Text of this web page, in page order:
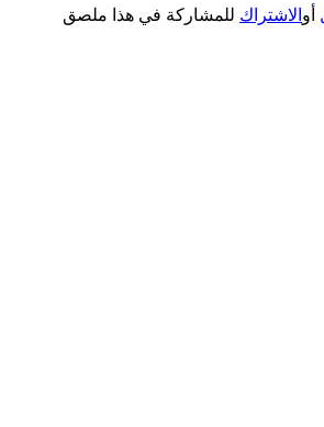
الاشتراكللمشاركة في هذا ملصق